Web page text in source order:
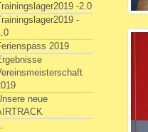
-2.0
-
2019
neue